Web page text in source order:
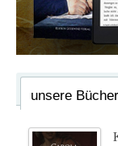
unsere Bücher